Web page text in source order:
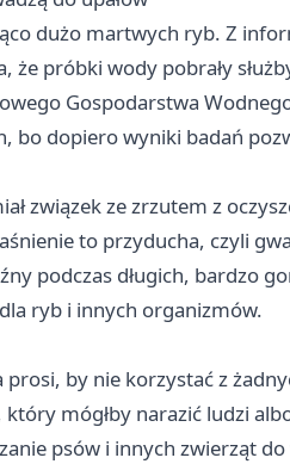
dużo martwych ryb. Z
że próbki wody pobrały
Gospodarstwa
bo dopiero wyniki badań
związek ze zrzutem z
to przyducha, czyli
podczas długich, bardzo
ryb i innych organizmów.
by nie korzystać z
mógłby narazić ludzi
psów i innych zwierząt